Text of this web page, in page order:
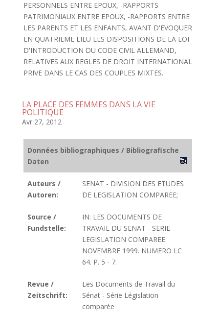
PERSONNELS ENTRE EPOUX, -RAPPORTS
PATRIMONIAUX ENTRE EPOUX, -RAPPORTS ENTRE
LES PARENTS ET LES ENFANTS, AVANT D'EVOQUER
EN QUATRIEME LIEU LES DISPOSITIONS DE LA LOI
D'INTRODUCTION DU CODE CIVIL ALLEMAND,
RELATIVES AUX REGLES DE DROIT INTERNATIONAL
PRIVE DANS LE CAS DES COUPLES MIXTES.
LA PLACE DES FEMMES DANS LA VIE
POLITIQUE
Avr 27, 2012
Données bibliographiques / Bibliografische
Daten
Auteurs /
Autoren:
SENAT - DIVISION DES ETUDES
DE LEGISLATION COMPAREE;
Source /
Fundstelle:
IN: LES DOCUMENTS DE
TRAVAIL DU SENAT - SERIE
LEGISLATION COMPAREE.
NOVEMBRE 1999. NUMERO LC
64. P. 5 - 7.
Revue /
Zeitschrift:
Les Documents de Travail du
Sénat - Série Législation
comparée